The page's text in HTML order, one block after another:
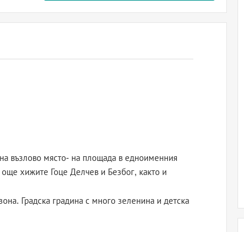
възлово място- на площада в едноименния
хижите Гоце Делчев и Безбог, както и
Градска градина с много зеленина и детска